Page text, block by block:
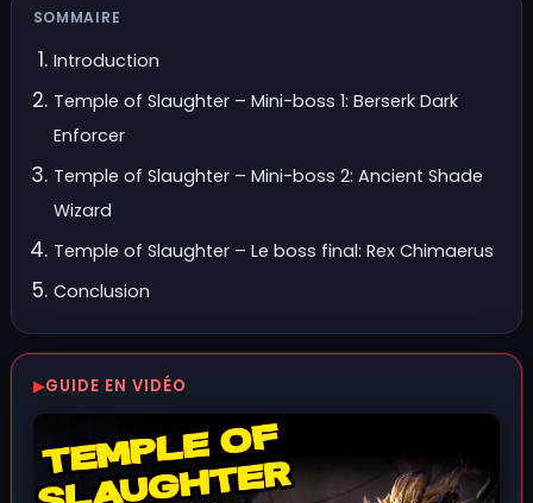
SOMMAIRE
Introduction
Temple of Slaughter – Mini-boss 1: Berserk Dark
Enforcer
Temple of Slaughter – Mini-boss 2: Ancient Shade
Wizard
Temple of Slaughter – Le boss final: Rex Chimaerus
Conclusion
GUIDE EN VIDÉO